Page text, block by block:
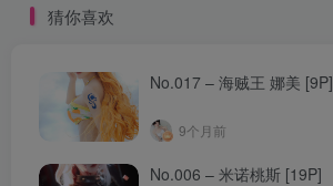
猜你喜欢
No.017 – 海贼王 娜美 [9P]
9个月前
No.006 – 米诺桃斯 [19P]